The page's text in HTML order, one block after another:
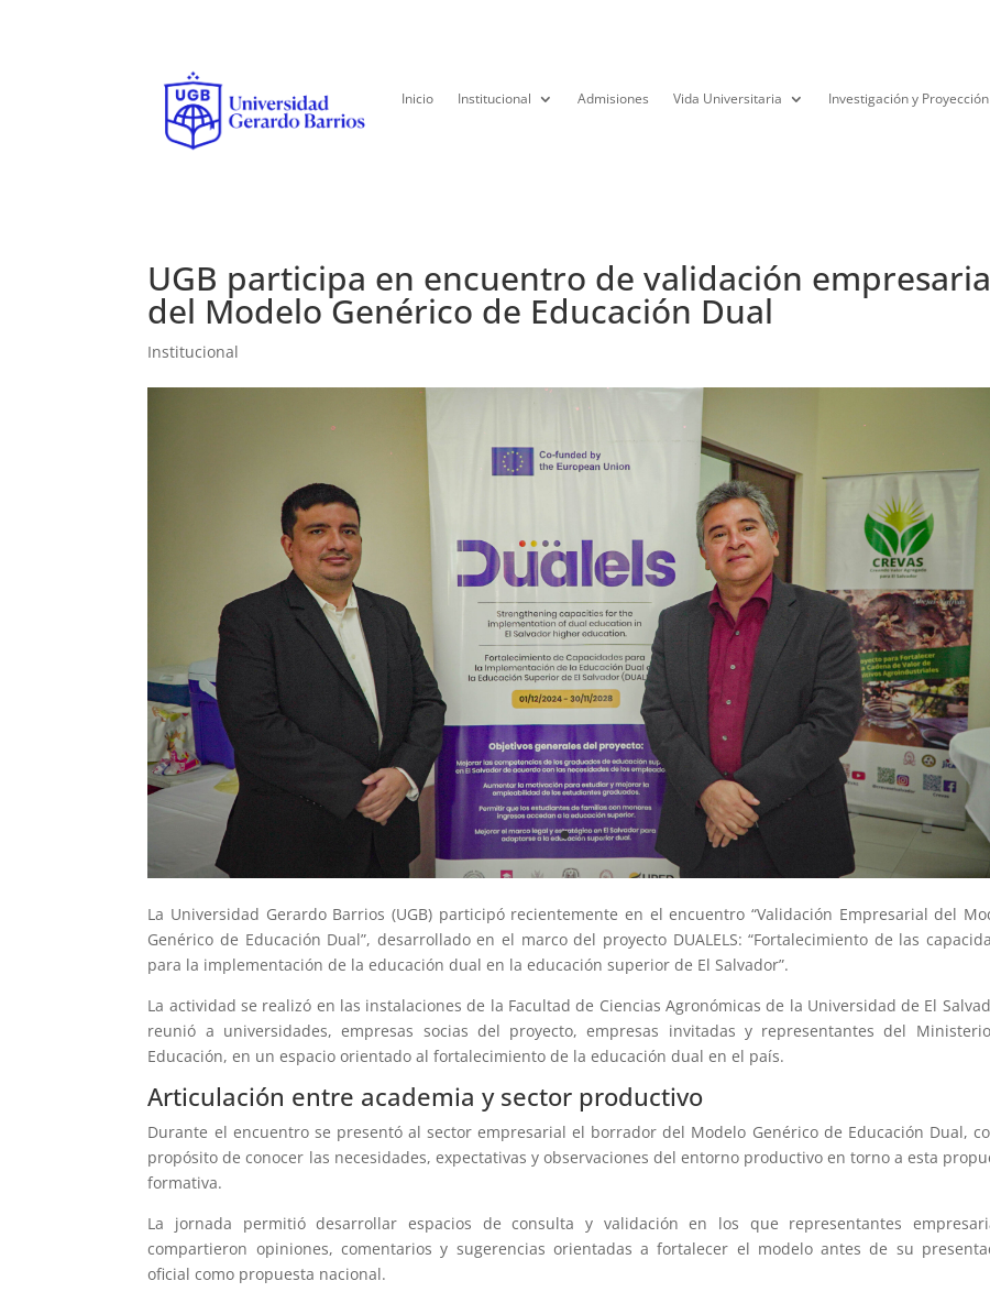
Inicio Institucional Admisiones Vida Universitaria Investigación y
UGB participa en encuentro de validación
del Modelo Genérico de Educación Dual
Institucional
La Universidad Gerardo Barrios (UGB) participó recientemente en el encuentro “Validación Empresarial del
Genérico de Educación Dual”, desarrollado en el marco del proyecto DUALELS: “Fortalecimiento de las
para la implementación de la educación dual en la educación superior de El Salvador”.
La actividad se realizó en las instalaciones de la Facultad de Ciencias Agronómicas de la Universidad de El
reunió a universidades, empresas socias del proyecto, empresas invitadas y representantes del
Educación, en un espacio orientado al fortalecimiento de la educación dual en el país.
Articulación entre academia y sector productivo
Durante el encuentro se presentó al sector empresarial el borrador del Modelo Genérico de Educación Dual,
propósito de conocer las necesidades, expectativas y observaciones del entorno productivo en torno a esta
formativa.
La jornada permitió desarrollar espacios de consulta y validación en los que representantes
compartieron opiniones, comentarios y sugerencias orientadas a fortalecer el modelo antes de su
oficial como propuesta nacional.